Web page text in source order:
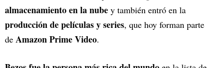
almacenamiento en la nube y también entró en la
producción de películas y series, que hoy forman parte
de Amazon Prime Video.